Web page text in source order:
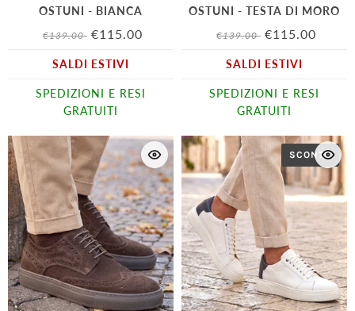
OSTUNI - BIANCA
€139.00 €115.00
SALDI ESTIVI
SPEDIZIONI E RESI
GRATUITI
OSTUNI - TESTA DI MORO
€139.00 €115.00
SALDI ESTIVI
SPEDIZIONI E RESI
GRATUITI
SCONTO